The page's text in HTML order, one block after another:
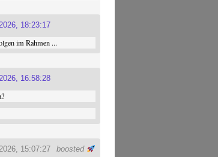
18:23:17
im Rahmen ...
16:58:28
boosted
15:07:27